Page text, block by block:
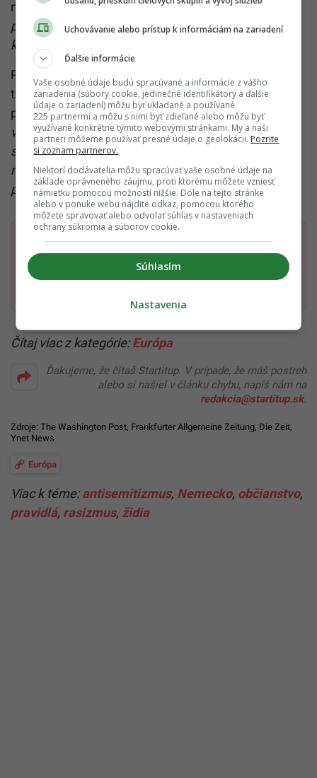
na viac ako 22 miliónov eur, čiastočne„na ďalšie
posilnenie bezpečnosti a ochrany židovských
komunít“
Popieranie holokaustu je v Nemecku nezákonné a
trestá sa väzením. Ešte v októbri minulého roka
premiér Olaf Scholz vyhlásil:„Antisemitizmus nemá
v Nemecku miesto. Urobíme všetko pre to, aby sme
sa mu postavili. Budeme to robiť ako občania a ako
nositelia politickej zodpovednosti. To zahŕňa
presadzovanie existujúcich zákonov.“
Dostaň Startitup do svojich Google odporúčaní
Pridať ako preferovaný zdroj
Čítaj viac z kategórie:Európa
Ďakujeme, že čítaš Startitup. V prípade, že máš postreh
alebo si našiel v článku chybu, napíš nám na
redakcia@startitup.sk.
Zdroje: The Washington Post, Frankfurter Allgemeine Zeitung, Die Zeit,
Ynet News
Európa
Viac k téme:antisemitizmus, Nemecko, občianstvo,
pravidlá, rasizmus, židia
Uchovávanie alebo prístup k informáciám na zariadení
Ďalšie informácie
Vaše osobné údaje budú spracúvané a informácie z vášho
zariadenia (súbory cookie, jedinečné identifikátory a ďalšie
údaje o zariadení) môžu byť ukladané a používané
225 partnermi a môžu s nimi byť zdieľané alebo môžu byť
využívané konkrétne týmito webovými stránkami. My a naši
partneri môžeme používať presné údaje o geolokácii. Pozrite
si zoznam partnerov.
Niektorí dodávatelia môžu spracúvať vaše osobné údaje na
základe oprávneného záujmu, proti ktorému môžete vzniesť
námietku pomocou možností nižšie. Dole na tejto stránke
alebo v ponuke webu nájdite odkaz, pomocou ktorého
môžete spravovať alebo odvolať súhlas v nastaveniach
ochrany súkromia a súborov cookie.
Súhlasím
Nastavenia